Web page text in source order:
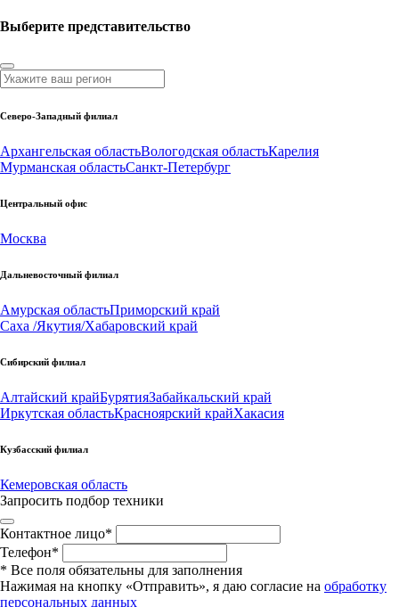
Выберите представительство
Северо-Западный филиал
Архангельская областьВологодская областьКарелия
Мурманская областьСанкт-Петербург
Центральный офис
Москва
Дальневосточный филиал
Амурская областьПриморский край
Саха /Якутия/Хабаровский край
Сибирский филиал
Алтайский крайБурятияЗабайкальский край
Иркутская областьКрасноярский крайХакасия
Кузбасский филиал
Кемеровская область
Запросить подбор техники
Контактное лицо*
Телефон*
* Все поля обязательны для заполнения
Нажимая на кнопку «Отправить», я даю согласие на обработку
персональных данных